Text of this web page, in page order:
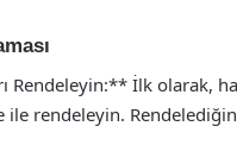
Rendeleyin:** İlk olarak,
ile rendeleyin.